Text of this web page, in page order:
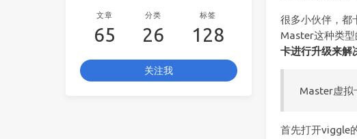
很多小伙伴，都
Master这种类
卡进行升级来解
Master虚拟
首先打开viggle
文章
65
分类
26
标签
128
关注我